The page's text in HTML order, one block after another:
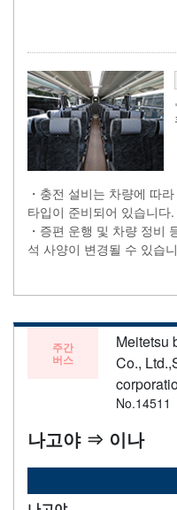
・충전 설비는 차량에 따
타입이 준비되어 있습니다.
・증편 운행 및 차량 정비
석 사양이 변경될 수 있습
주간
버스
Meitetsu
Co.,
No.14511
나고야 ⇒ 이나